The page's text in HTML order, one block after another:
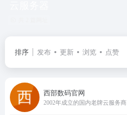
排序 发布 更新 浏览 点赞
西部数码官网
2002年成立的国内老牌云服务商